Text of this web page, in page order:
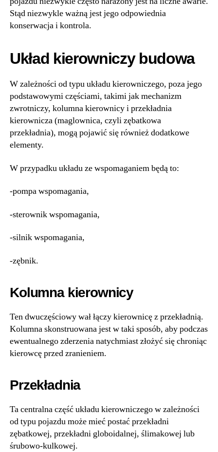
Stąd niezwykle ważną jest jego odpowiednia
konserwacja i kontrola.
Układ kierowniczy budowa
W zależności od typu układu kierowniczego, poza jego
podstawowymi częściami, takimi jak mechanizm
zwrotniczy, kolumna kierownicy i przekładnia
kierownicza (maglownica, czyli zębatkowa
przekładnia), mogą pojawić się również dodatkowe
elementy.
W przypadku układu ze wspomaganiem będą to:
-pompa wspomagania,
-sterownik wspomagania,
-silnik wspomagania,
-zębnik.
Kolumna kierownicy
Ten dwuczęściowy wał łączy kierownicę z przekładnią.
Kolumna skonstruowana jest w taki sposób, aby podczas
ewentualnego zderzenia natychmiast złożyć się chroniąc
kierowcę przed zranieniem.
Przekładnia
Ta centralna część układu kierowniczego w zależności
od typu pojazdu może mieć postać przekładni
zębatkowej, przekładni globoidalnej, ślimakowej lub
śrubowo-kulkowej.